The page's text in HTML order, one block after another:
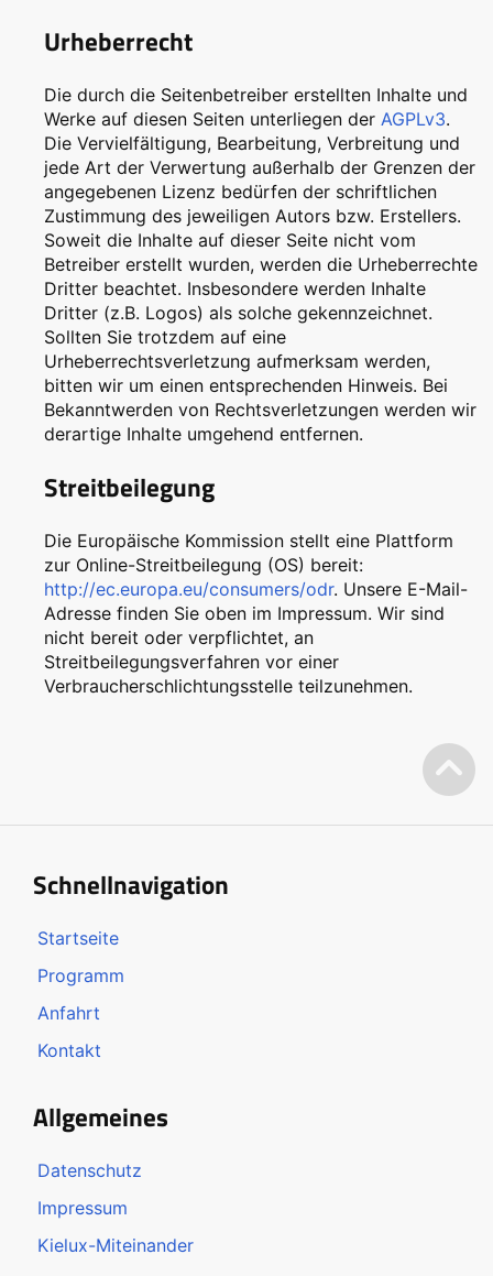
Urheberrecht
Die durch die Seitenbetreiber erstellten Inhalte und
Werke auf diesen Seiten unterliegen der AGPLv3.
Die Vervielfältigung, Bearbeitung, Verbreitung und
jede Art der Verwertung außerhalb der Grenzen der
angegebenen Lizenz bedürfen der schriftlichen
Zustimmung des jeweiligen Autors bzw. Erstellers.
Soweit die Inhalte auf dieser Seite nicht vom
Betreiber erstellt wurden, werden die Urheberrechte
Dritter beachtet. Insbesondere werden Inhalte
Dritter (z.B. Logos) als solche gekennzeichnet.
Sollten Sie trotzdem auf eine
Urheberrechtsverletzung aufmerksam werden,
bitten wir um einen entsprechenden Hinweis. Bei
Bekanntwerden von Rechtsverletzungen werden wir
derartige Inhalte umgehend entfernen.
Streitbeilegung
Die Europäische Kommission stellt eine Plattform
zur Online-Streitbeilegung (OS) bereit:
http://ec.europa.eu/consumers/odr. Unsere E-Mail-
Adresse finden Sie oben im Impressum. Wir sind
nicht bereit oder verpflichtet, an
Streitbeilegungsverfahren vor einer
Verbraucherschlichtungsstelle teilzunehmen.
Schnellnavigation
Startseite
Programm
Anfahrt
Kontakt
Allgemeines
Datenschutz
Impressum
Kielux-Miteinander